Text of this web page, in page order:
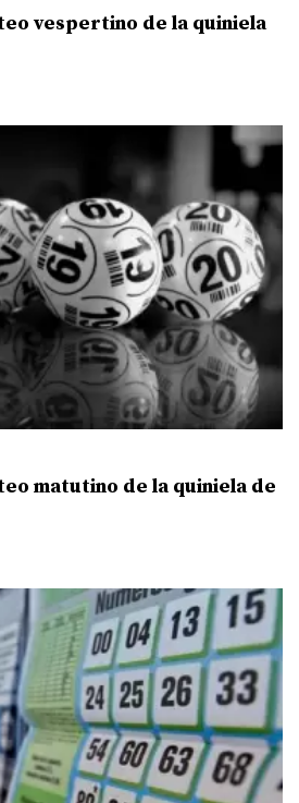
vespertino de la quiniela
matutino de la quiniela de